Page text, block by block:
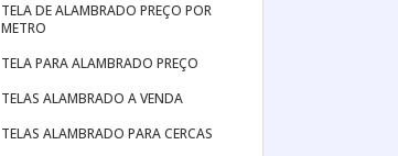
TELA DE ALAMBRADO PREÇO POR
METRO
TELA PARA ALAMBRADO PREÇO
TELAS ALAMBRADO A VENDA
TELAS ALAMBRADO PARA CERCAS